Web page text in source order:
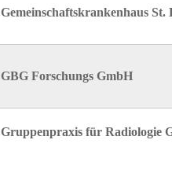
Gemeinschaftskrankenhaus St.
GBG Forschungs GmbH
Gruppenpraxis für Radiologie